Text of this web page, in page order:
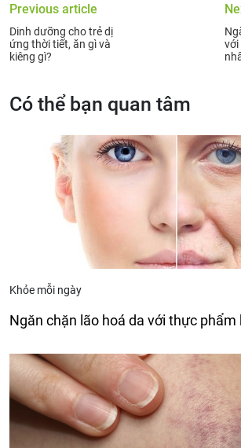
Previous article
Dinh dưỡng cho trẻ dị
ứng thời tiết, ăn gì và
kiêng gì?
với
Có thể bạn quan tâm
Khỏe mỗi ngày
Ngăn chặn lão hoá da với thực phẩm